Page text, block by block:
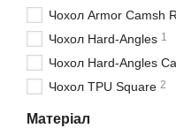
Чохол Armor Camsh
Чохол Hard-Angles 1
Чохол Hard-Angles
Чохол TPU Square 2
Матеріал